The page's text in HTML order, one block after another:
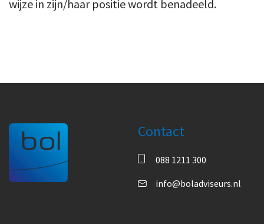
wijze in zijn/haar positie wordt benadeeld.
Contact
088 1211 300
info@boladviseurs.nl